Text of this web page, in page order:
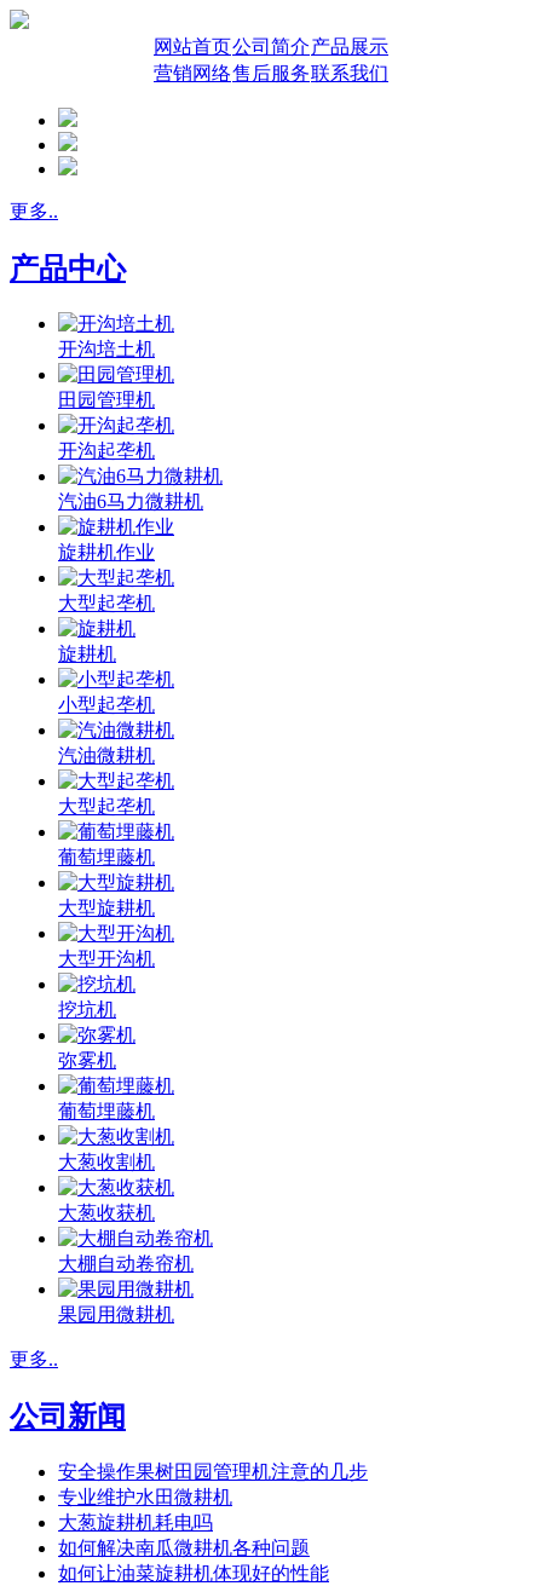
网站首页公司简介产品展示
营销网络售后服务联系我们
更多..
产品中心
开沟培土机
田园管理机
开沟起垄机
汽油6马力微耕机
旋耕机作业
大型起垄机
旋耕机
小型起垄机
汽油微耕机
大型起垄机
葡萄埋藤机
大型旋耕机
大型开沟机
挖坑机
弥雾机
葡萄埋藤机
大葱收割机
大葱收获机
大棚自动卷帘机
果园用微耕机
更多..
公司新闻
安全操作果树田园管理机注意的几步
专业维护水田微耕机
大葱旋耕机耗电吗
如何解决南瓜微耕机各种问题
如何让油菜旋耕机体现好的性能